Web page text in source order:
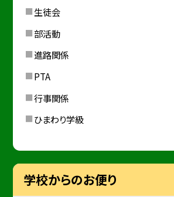
生徒会
部活動
進路関係
PTA
行事関係
ひまわり学級
学校からのお便り